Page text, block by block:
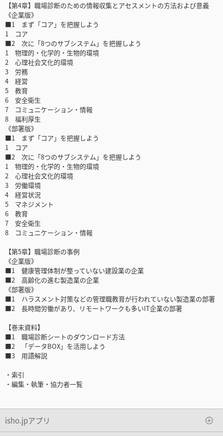
【第4章】職場診断のための情報収集とアセスメントの方法および意義
《企業版》
■1 まず「コア」を把握しよう
1 コア
■2 次に「8つのサブシステム」を把握しよう
1 物理的・化学的・生物的環境
2 心理社会文化的環境
3 労務
4 経営
5 教育
6 安全衛生
7 コミュニケーション・情報
8 福利厚生
《部署版》
■1 まず「コア」を把握しよう
1 コア
■2 次に「8つのサブシステム」を把握しよう
1 物理的・化学的・生物的環境
2 心理社会文化的環境
3 労働環境
4 経営状況
5 マネジメント
6 教育
7 安全衛生
8 コミュニケーション・情報
【第5章】職場診断の事例
《企業版》
■1 健康管理体制が整っていない建設業の企業
■2 高齢化の進む製造業の企業
《部署版》
■1 ハラスメント対策などの管理職教育が行われていない製造業の部署
■2 長時間労働があり、リモートワークも多いIT企業の部署
【巻末資料】
■1 職場診断シートのダウンロード方法
■2 「データBOX」を活用しよう
■3 用語解説
・索引
・編集・執筆・協力者一覧
isho.jpアプリ